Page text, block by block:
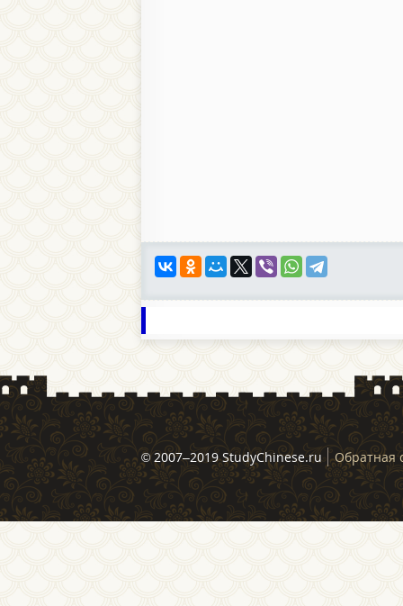
© 2007–2019 StudyChinese.ru Обратная